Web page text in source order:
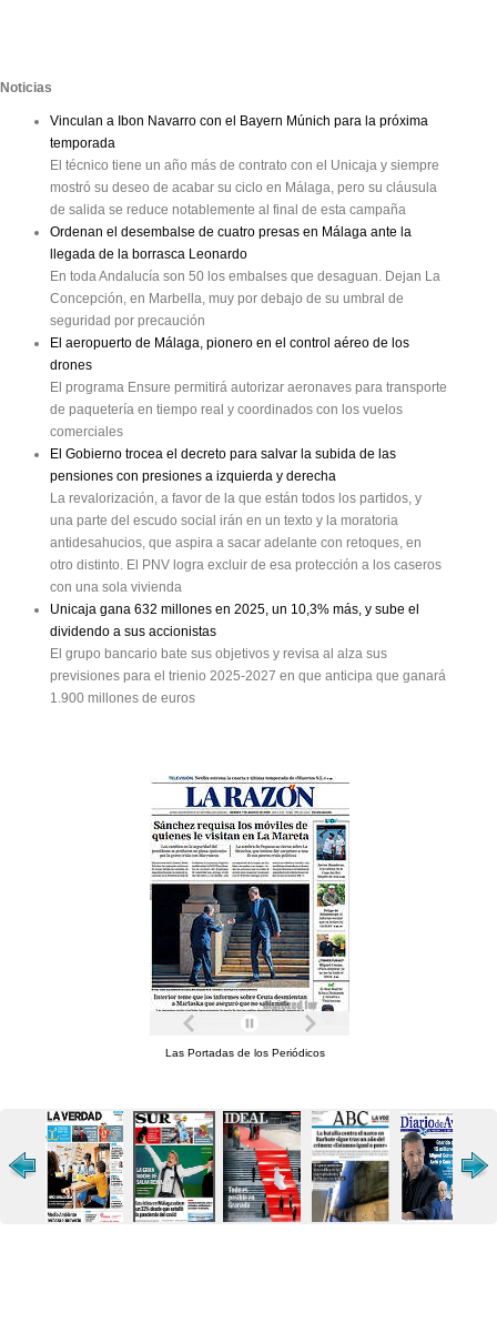
Noticias
Vinculan a Ibon Navarro con el Bayern Múnich para la próxima
temporada
El técnico tiene un año más de contrato con el Unicaja y siempre
mostró su deseo de acabar su ciclo en Málaga, pero su cláusula
de salida se reduce notablemente al final de esta campaña
Ordenan el desembalse de cuatro presas en Málaga ante la
llegada de la borrasca Leonardo
En toda Andalucía son 50 los embalses que desaguan. Dejan La
Concepción, en Marbella, muy por debajo de su umbral de
seguridad por precaución
El aeropuerto de Málaga, pionero en el control aéreo de los
drones
El programa Ensure permitirá autorizar aeronaves para transporte
de paquetería en tiempo real y coordinados con los vuelos
comerciales
El Gobierno trocea el decreto para salvar la subida de las
pensiones con presiones a izquierda y derecha
La revalorización, a favor de la que están todos los partidos, y
una parte del escudo social irán en un texto y la moratoria
antidesahucios, que aspira a sacar adelante con retoques, en
otro distinto. El PNV logra excluir de esa protección a los caseros
con una sola vivienda
Unicaja gana 632 millones en 2025, un 10,3% más, y sube el
dividendo a sus accionistas
El grupo bancario bate sus objetivos y revisa al alza sus
previsiones para el trienio 2025-2027 en que anticipa que ganará
1.900 millones de euros
Las Portadas de los Periódicos